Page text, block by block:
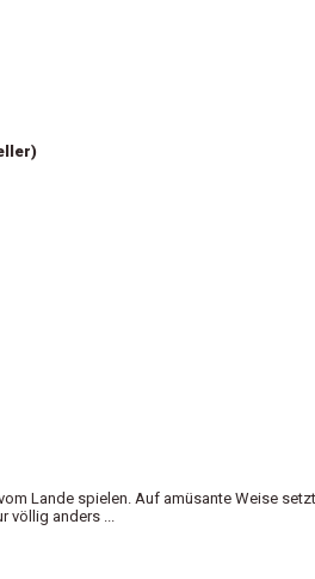
Lande spielen. Auf amüsante Weise setzt
völlig anders ...